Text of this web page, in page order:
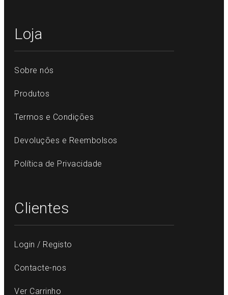
Loja
Sobre nós
Produtos
Termos e Condições
Devoluções e Reembolsos
Política de Privacidade
Clientes
Login / Registo
Contacte-nos
Ver Carrinho